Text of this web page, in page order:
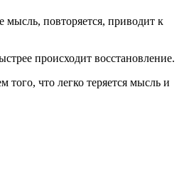
мысль, повторяется, приводит к
происходит восстановление.
что легко теряется мысль и